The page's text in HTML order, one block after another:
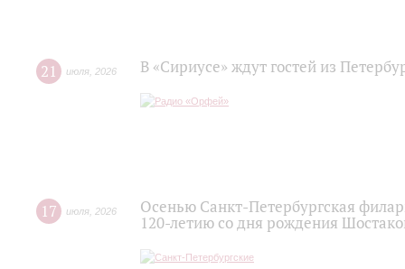
21 июля 2026 В «Сириусе» ждут гостей из
17 июля 2026
Осенью Санкт-Петербургская
120‑летию со дня рождения